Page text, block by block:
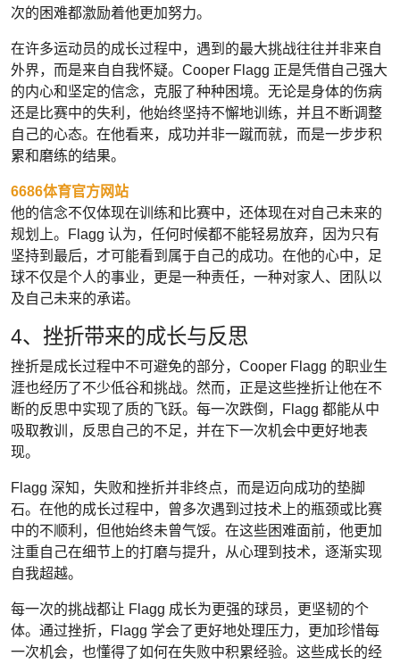
次的困难都激励着他更加努力。
在许多运动员的成长过程中，遇到的最大挑战往往并非来自
外界，而是来自自我怀疑。Cooper Flagg 正是凭借自己强大
的内心和坚定的信念，克服了种种困境。无论是身体的伤病
还是比赛中的失利，他始终坚持不懈地训练，并且不断调整
自己的心态。在他看来，成功并非一蹴而就，而是一步步积
累和磨练的结果。
6686体育官方网站
他的信念不仅体现在训练和比赛中，还体现在对自己未来的
规划上。Flagg 认为，任何时候都不能轻易放弃，因为只有
坚持到最后，才可能看到属于自己的成功。在他的心中，足
球不仅是个人的事业，更是一种责任，一种对家人、团队以
及自己未来的承诺。
4、挫折带来的成长与反思
挫折是成长过程中不可避免的部分，Cooper Flagg 的职业生
涯也经历了不少低谷和挑战。然而，正是这些挫折让他在不
断的反思中实现了质的飞跃。每一次跌倒，Flagg 都能从中
吸取教训，反思自己的不足，并在下一次机会中更好地表
现。
Flagg 深知，失败和挫折并非终点，而是迈向成功的垫脚
石。在他的成长过程中，曾多次遇到过技术上的瓶颈或比赛
中的不顺利，但他始终未曾气馁。在这些困难面前，他更加
注重自己在细节上的打磨与提升，从心理到技术，逐渐实现
自我超越。
每一次的挑战都让 Flagg 成长为更强的球员，更坚韧的个
体。通过挫折，Flagg 学会了更好地处理压力，更加珍惜每
一次机会，也懂得了如何在失败中积累经验。这些成长的经